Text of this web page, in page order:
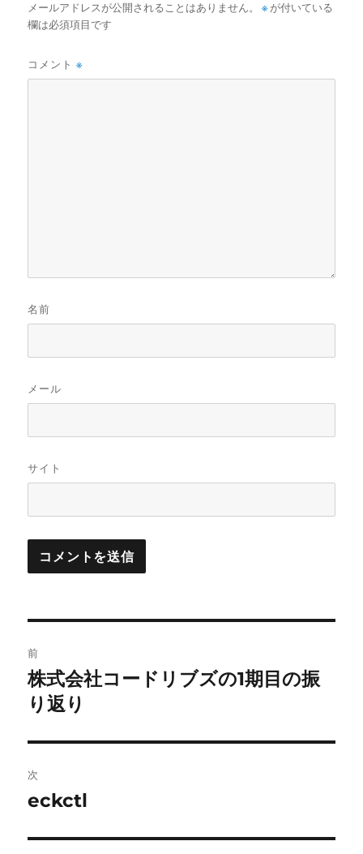
メールアドレスが公開されることはありません。 ※が付いている
欄は必須項目です
コメント※
名前
メール
サイト
稿
ナ
ビ
ゲ
ー
シ
前
前
の
稿:
株式会社コードリブズの1期目の振
り返り
次
次
投
eckctl